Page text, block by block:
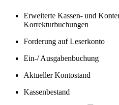
Erweiterte Kassen- und
Korrekturbuchungen
Forderung auf Leserkonto
Ein-/ Ausgabenbuchung
Aktueller Kontostand
Kassenbestand